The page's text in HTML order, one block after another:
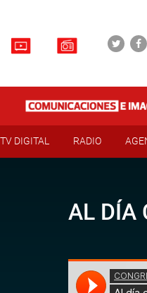
TV DIGITAL RADIO
AL DÍA